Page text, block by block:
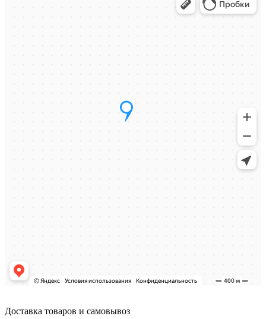
Доставка товаров и самовывоз